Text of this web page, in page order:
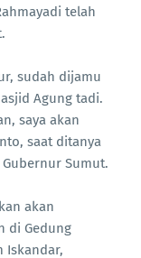
telah
sudah dijamu
Agung tadi.
saya akan
saat ditanya
Sumut.
akan
di Gedung
Iskandar,